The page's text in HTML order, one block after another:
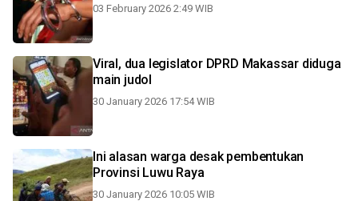
03 February 2026 2:49 WIB
Viral, dua legislator DPRD Makassar diduga
main judol
30 January 2026 17:54 WIB
Ini alasan warga desak pembentukan
Provinsi Luwu Raya
30 January 2026 10:05 WIB